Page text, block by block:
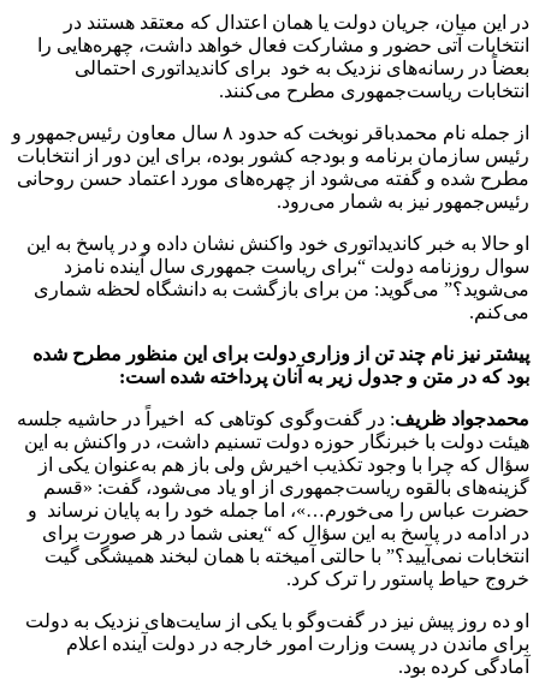
در این میان، جریان دولت یا همان اعتدال که معتقد هستند در
انتخابات آتی حضور و مشارکت فعال خواهد داشت، چهره‌هایی را
بعضاً در رسانه‌های نزدیک به خود برای کاندیداتوری احتمالی
انتخابات ریاست‌جمهوری مطرح می‌کنند.
از جمله نام محمدباقر نوبخت که حدود ۸ سال معاون رئیس‌جمهور و
رئیس سازمان برنامه و بودجه کشور بوده، برای این دور از انتخابات
مطرح شده و گفته می‌شود از چهره‌های مورد اعتماد حسن روحانی
رئیس‌جمهور نیز به شمار می‌رود.
او حالا به خبر کاندیداتوری خود واکنش نشان داده و در پاسخ به این
سوال روزنامه دولت “برای ریاست جمهوری سال آینده نامزد
می‌شوید؟” می‌گوید:‌ من برای بازگشت به دانشگاه لحظه شماری
می‌کنم.
پیشتر نیز نام چند تن از وزاری دولت برای این منظور مطرح شده
بود که در متن و جدول زیر به آنان پرداخته شده است:‌
محمدجواد ظریف: در گفت‌وگوی کوتاهی که اخیراً در حاشیه جلسه
هیئت دولت با خبرنگار حوزه دولت تسنیم داشت، در واکنش به این
سؤال که چرا با وجود تکذیب اخیرش ولی باز هم به‌عنوان یکی از
گزینه‌های بالقوه ریاست‌جمهوری از او یاد می‌شود، گفت: «قسم
حضرت عباس را می‌خورم…»، اما جمله خود را به پایان نرساند و
در ادامه در پاسخ به این سؤال که “یعنی شما در هر صورت برای
انتخابات نمی‌آیید؟” با حالتی آمیخته با همان لبخند همیشگی گیت
خروج حیاط پاستور را ترک کرد.
او ده روز پیش نیز در گفت‌و‌گو با یکی از سایت‌های نزدیک به دولت
برای ماندن در پست وزارت امور خارجه در دولت آینده اعلام
آمادگی کرده بود.